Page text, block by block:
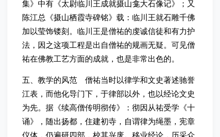
集》中有《太尉临川王成就摄山龛大石像记》；又
陈江总《摄山栖霞寺碑铭》载：临川王就石雕千佛
加以莹饰镂刻。临川王是僧祐的虔诚信徒和有力护
法，因之这项工程是出自僧祐的规画无疑。可见僧
祐在佛教工艺方面的成就，也是非常出色的。
五、教学的风范 僧祐当时以律学和文史著述驰誉
江表，而他化导门下，于律部以外，也以经论文史
为先。据《续高僧传明彻传》：彻因从祐受学《十
诵》，随出扬都，住建初寺，自谓律为绳墨，宪章
仪体，仍遍研四部，校其兴废。移业经论，历采众